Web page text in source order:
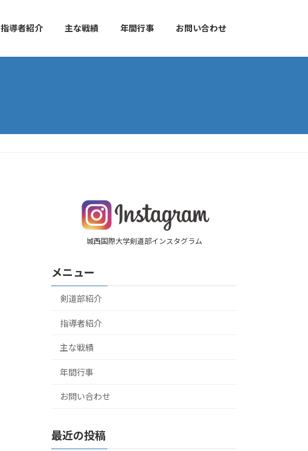
指導者紹介 主な戦績 年間行事 お問い合わせ
城西国際大学剣道部インスタグラム
メニュー
剣道部紹介
指導者紹介
主な戦績
年間行事
お問い合わせ
最近の投稿